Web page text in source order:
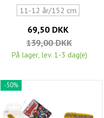
11-12 år/152 cm
69,50 DKK
139,00 DKK
På lager, lev. 1-3 dag(e)
-50%